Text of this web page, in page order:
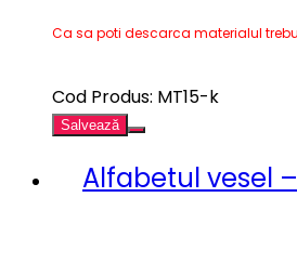
Ca sa poti descarca materialul
Cod Produs: MT15-k
Salvează
Alfabetul vesel